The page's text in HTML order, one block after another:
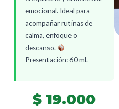
emocional. Ideal para
acompañar rutinas de
calma, enfoque o
descanso.
Presentación: 60 ml.
$19.000